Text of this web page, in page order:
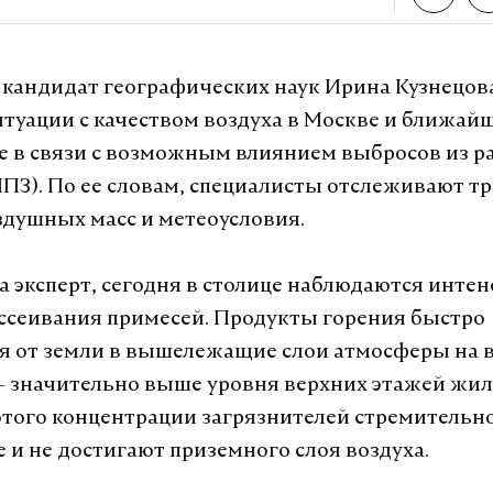
систему оповещения об атаках дронов. По
предупреждения о беспилотной
также заявляли, что узнали об
или разрушения от их ударов.
географических наук Ирина
с качеством воздуха в Москве и
в связи с возможным влиянием выбросов из
По ее словам, специалисты отслеживают
масс и метеоусловия.
эксперт, сегодня в столице наблюдаются
примесей. Продукты горения быстро
от земли в вышележащие слои атмосферы на
значительно выше уровня верхних этажей
концентрации загрязнителей
и не достигают приземного слоя воздуха.